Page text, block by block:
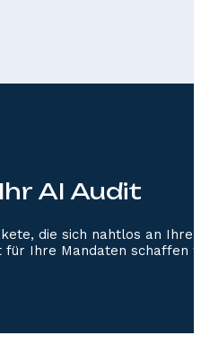
AI Audit
die sich nahtlos an
für Ihre Mandaten schaffen